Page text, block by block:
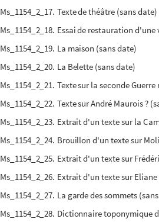
Ms_1154_2_17. Texte de théâtre (sans date)
Ms_1154_2_18. Essai de restauration
Ms_1154_2_19. La maison (sans date)
Ms_1154_2_20. La Belette (sans date)
Ms_1154_2_21. Texte sur la seconde
Ms_1154_2_22. Texte sur André Maurois ?
Ms_1154_2_23. Extrait d'un texte sur la
Ms_1154_2_24. Brouillon d'un texte sur
Ms_1154_2_25. Extrait d'un texte sur
Ms_1154_2_26. Extrait d'un texte sur
Ms_1154_2_27. La garde des sommets
Ms_1154_2_28. Dictionnaire toponymique